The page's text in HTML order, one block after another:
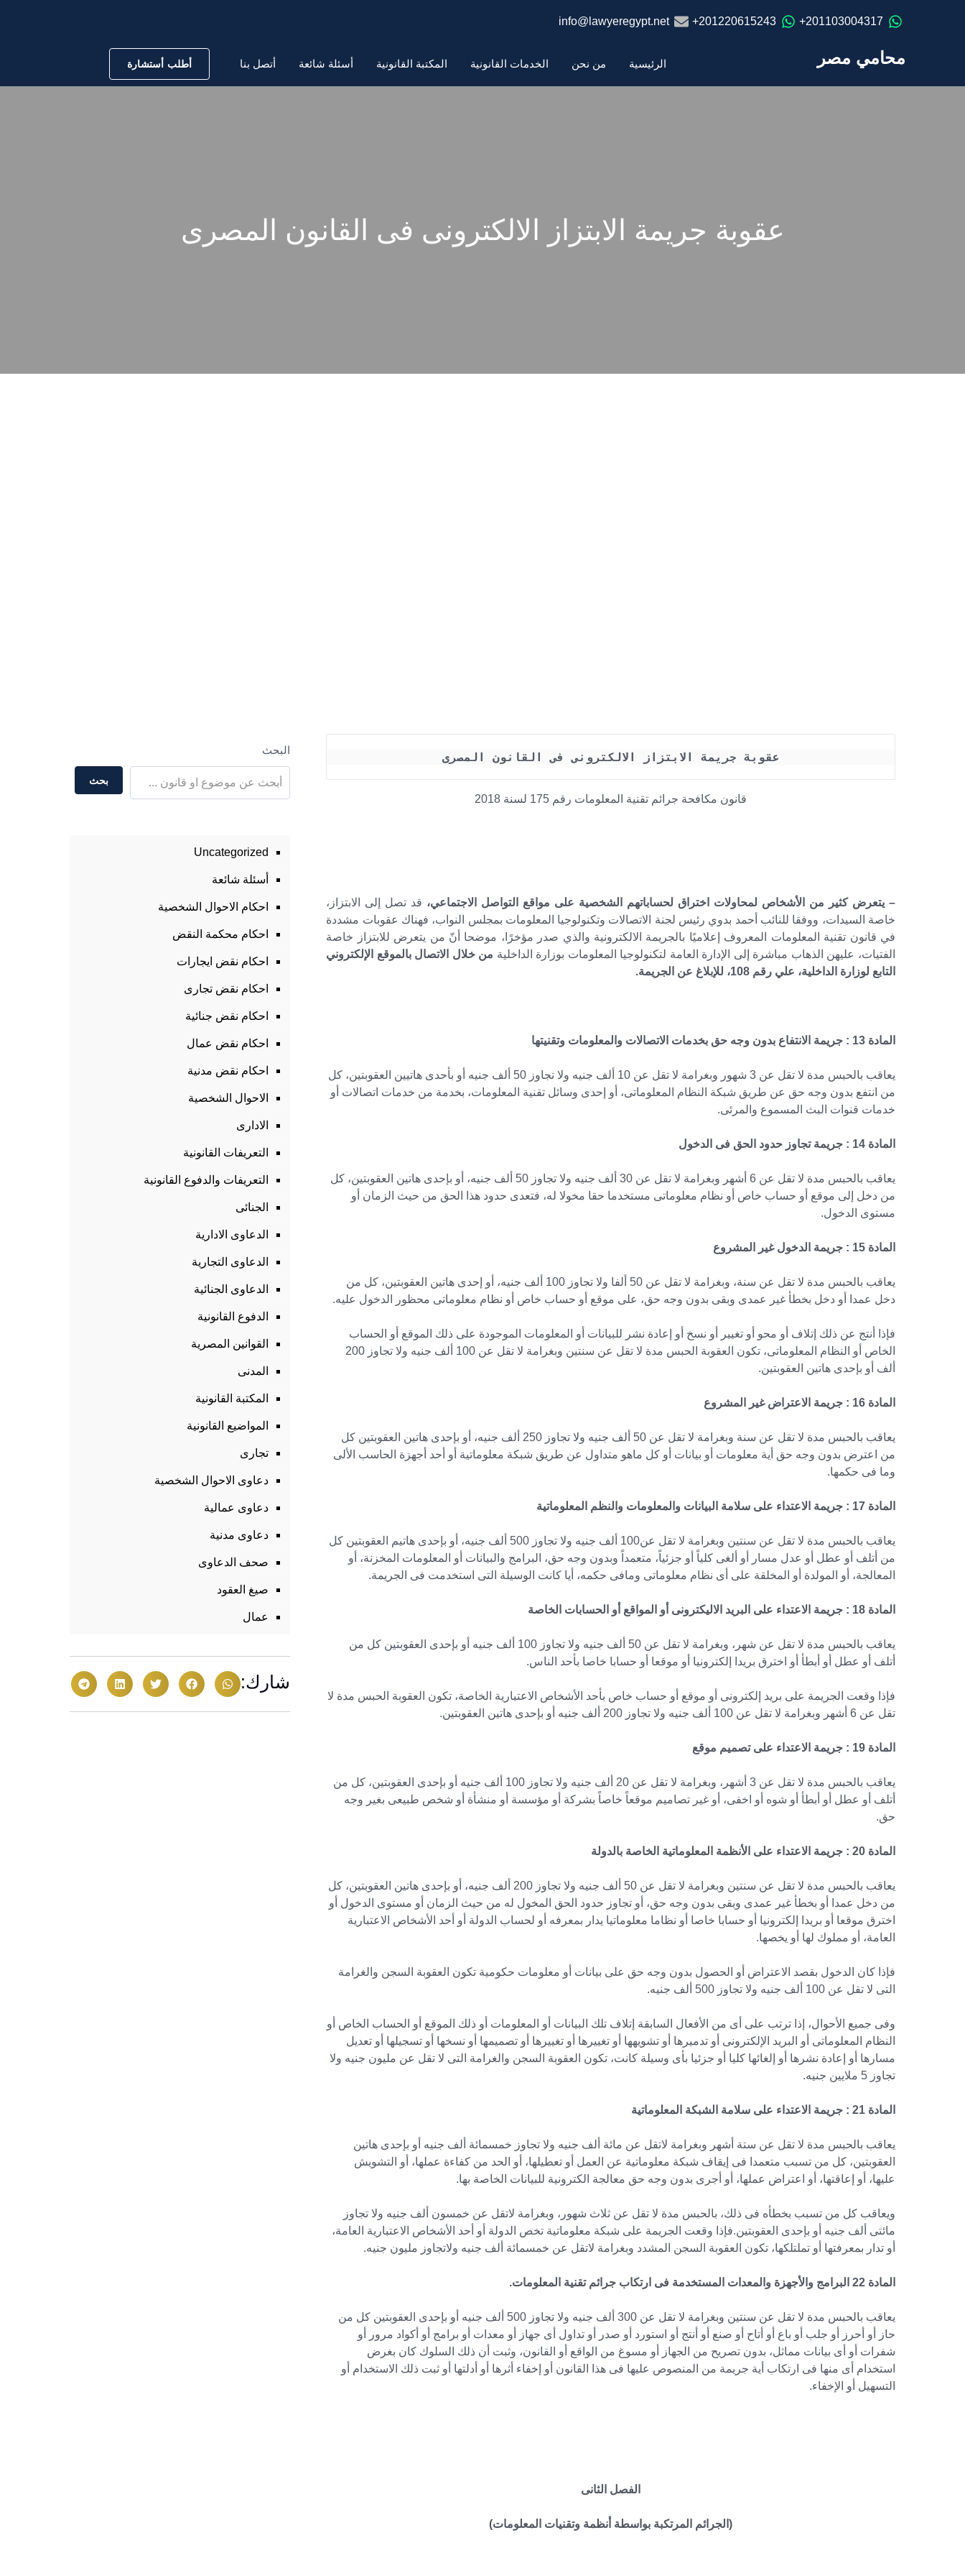
201103004317+
201220615243+
info@lawyeregypt.net
محامي مصر الرئيسية من نحن الخدمات القانونية المكتبة القانونية أسئلة شائعة أتصل بنا أطلب أستشارة
عقوبة جريمة الابتزاز الالكترونى فى القانون المصرى
عقوبة جريمة الابتزاز الالكترونى فى القانون المصرى
قانون مكافحة جرائم تقنية المعلومات رقم 175 لسنة 2018
– يتعرض كثير من الأشخاص لمحاولات اختراق لحساباتهم الشخصية على مواقع التواصل الاجتماعي، قد تصل إلى الابتزاز،
خاصة السيدات، ووفقا للنائب أحمد بدوي رئيس لجنة الاتصالات وتكنولوجيا المعلومات بمجلس النواب، فهناك عقوبات مشددة
في قانون تقنية المعلومات المعروف إعلاميًا بالجريمة الالكترونية والذي صدر مؤخرًا، موضحا أنّ من يتعرض للابتزاز خاصة
الفتيات، عليهن الذهاب مباشرة إلى الإدارة العامة لتكنولوجيا المعلومات بوزارة الداخلية من خلال الاتصال بالموقع الإلكتروني
التابع لوزارة الداخلية، علي رقم 108، للإبلاغ عن الجريمة.
المادة 13 : جريمة الانتفاع بدون وجه حق بخدمات الاتصالات والمعلومات وتقنيتها
يعاقب بالحبس مدة لا تقل عن 3 شهور وبغرامة لا تقل عن 10 ألف جنيه ولا تجاوز 50 ألف جنيه أو بأحدى هاتيين العقوبتين، كل
من انتفع بدون وجه حق عن طريق شبكة النظام المعلوماتى، أو إحدى وسائل تقنية المعلومات، بخدمة من خدمات اتصالات أو
خدمات قنوات البث المسموع والمرئى.
المادة 14 : جريمة تجاوز حدود الحق فى الدخول
يعاقب بالحبس مدة لا تقل عن 6 أشهر وبغرامة لا تقل عن 30 ألف جنيه ولا تجاوز 50 ألف جنيه، أو بإحدى هاتين العقوبتين، كل
من دخل إلى موقع أو حساب خاص أو نظام معلوماتى مستخدما حقا مخولا له، فتعدى حدود هذا الحق من حيث الزمان أو
مستوى الدخول.
المادة 15 : جريمة الدخول غير المشروع
يعاقب بالحبس مدة لا تقل عن سنة، وبغرامة لا تقل عن 50 ألفا ولا تجاوز 100 ألف جنيه، أو إحدى هاتين العقوبتين، كل من
دخل عمدا أو دخل بخطأ غير عمدى وبقى بدون وجه حق، على موقع أو حساب خاص أو نظام معلوماتى محظور الدخول عليه.
فإذا أنتج عن ذلك إتلاف أو محو أو تغيير أو نسخ أو إعادة نشر للبيانات أو المعلومات الموجودة على ذلك الموقع أو الحساب
الخاص أو النظام المعلوماتى، تكون العقوبة الحبس مدة لا تقل عن سنتين وبغرامة لا تقل عن 100 ألف جنيه ولا تجاوز 200
ألف أو بإحدى هاتين العقوبتين.
المادة 16 : جريمة الاعتراض غير المشروع
يعاقب بالحبس مدة لا تقل عن سنة وبغرامة لا تقل عن 50 ألف جنيه ولا تجاوز 250 ألف جنيه، أو بإحدى هاتين العقوبتين كل
من اعترض بدون وجه حق أية معلومات أو بيانات أو كل ماهو متداول عن طريق شبكة معلوماتية أو أحد أجهزة الحاسب الألى
وما فى حكمها.
المادة 17 : جريمة الاعتداء على سلامة البيانات والمعلومات والنظم المعلوماتية
يعاقب بالحبس مدة لا تقل عن سنتين وبغرامة لا تقل عن100 ألف جنيه ولا تجاوز 500 ألف جنيه، أو بإحدى هاتيم العقوبتين كل
من أتلف أو عطل أو عدل مسار أو ألغى كلياً أو جزئياً، متعمداً وبدون وجه حق، البرامج والبيانات أو المعلومات المخزنة، أو
المعالجة، أو المولدة أو المخلقة على أى نظام معلوماتى ومافى حكمه، أيا كانت الوسيلة التى استخدمت فى الجريمة.
المادة 18 : جريمة الاعتداء على البريد الاليكترونى أو المواقع أو الحسابات الخاصة
يعاقب بالحبس مدة لا تقل عن شهر، وبغرامة لا تقل عن 50 ألف جنيه ولا تجاوز 100 ألف جنيه أو بإحدى العقوبتين كل من
أتلف أو عطل أو أبطأ أو اخترق بريدا إلكترونيا أو موقعا أو حسابا خاصا بأحد الناس.
فإذا وقعت الجريمة على بريد إلكترونى أو موقع أو حساب خاص بأحد الأشخاص الاعتبارية الخاصة، تكون العقوبة الحبس مدة لا
تقل عن 6 أشهر وبغرامة لا تقل عن 100 ألف جنيه ولا تجاوز 200 ألف جنيه أو بإحدى هاتين العقوبتين.
المادة 19 : جريمة الاعتداء على تصميم موقع
يعاقب بالحبس مدة لا تقل عن 3 أشهر، وبغرامة لا تقل عن 20 ألف جنيه ولا تجاوز 100 ألف جنيه أو بإحدى العقوبتين، كل من
أتلف أو عطل أو أبطأ أو شوه أو اخفى، أو غير تصاميم موقعاً خاصاً بشركة أو مؤسسة أو منشأة أو شخص طبيعى بغير وجه
حق.
المادة 20 : جريمة الاعتداء على الأنظمة المعلوماتية الخاصة بالدولة
يعاقب بالحبس مدة لا تقل عن سنتين وبغرامة لا تقل عن 50 ألف جنيه ولا تجاوز 200 ألف جنيه، أو بإحدى هاتين العقوبتين، كل
من دخل عمدا أو بخطأ غير عمدى وبقى بدون وجه حق، أو تجاوز حدود الحق المخول له من حيث الزمان أو مستوى الدخول أو
اخترق موقعا أو بريدا إلكترونيا أو حسابا خاصا أو نظاما معلوماتيا يدار بمعرفه أو لحساب الدولة أو أحد الأشخاص الاعتبارية
العامة، أو مملوك لها أو يخصها.
فإذا كان الدخول بقصد الاعتراض أو الحصول بدون وجه حق على بيانات أو معلومات حكومية تكون العقوبة السجن والغرامة
التى لا تقل عن 100 ألف جنيه ولا تجاوز 500 ألف جنيه.
وفى جميع الأحوال، إذا ترتب على أى من الأفعال السابقة إتلاف تلك البيانات أو المعلومات أو ذلك الموقع أو الحساب الخاص أو
النظام المعلوماتى أو البريد الإلكترونى أو تدميرها أو تشويهها أو تغييرها أو تغييرها أو تصميمها أو نسخها أو تسجيلها أو تعديل
مسارها أو إعادة نشرها أو إلغائها كليا أو جزئيا بأى وسيلة كانت، تكون العقوبة السجن والغرامة التى لا تقل عن مليون جنيه ولا
تجاوز 5 ملايين جنيه.
المادة 21 : جريمة الاعتداء على سلامة الشبكة المعلوماتية
يعاقب بالحبس مدة لا تقل عن ستة أشهر وبغرامة لاتقل عن مائة ألف جنيه ولا تجاوز خمسمائة ألف جنيه أو بإحدى هاتين
العقوبتين، كل من تسبب متعمدا فى إيقاف شبكة معلوماتية عن العمل أو تعطيلها، أو الحد من كفاءة عملها، أو التشويش
عليها، أو إعاقتها، أو اعتراض عملها، أو أجرى بدون وجه حق معالجة الكترونية للبيانات الخاصة بها.
ويعاقب كل من تسبب بخطأه فى ذلك، بالحبس مدة لا تقل عن ثلاث شهور، وبغرامة لاتقل عن خمسون ألف جنيه ولا تجاوز
مائتى ألف جنيه أو بإحدى العقوبتين.فإذا وقعت الجريمة على شبكة معلوماتية تخص الدولة أو أحد الأشخاص الاعتبارية العامة،
أو تدار بمعرفتها أو تملتلكها، تكون العقوبة السجن المشدد وبغرامة لاتقل عن خمسمائة ألف جنيه ولاتجاوز مليون جنيه.
المادة 22 البرامج والأجهزة والمعدات المستخدمة فى ارتكاب جرائم تقنية المعلومات.
يعاقب بالحبس مدة لا تقل عن سنتين وبغرامة لا تقل عن 300 ألف جنيه ولا تجاوز 500 ألف جنيه أو بإحدى العقوبتين كل من
حاز أو أحرز أو جلب أو باع أو أتاح أو صنع أو أنتج أو استورد أو صدر أو تداول أى جهاز أو معدات أو برامج أو أكواد مرور أو
شفرات أو أى بيانات مماثل، بدون تصريح من الجهاز أو مسوغ من الواقع أو القانون، وثبت أن ذلك السلوك كان بغرض
استخدام أى منها فى ارتكاب أية جريمة من المنصوص عليها فى هذا القانون أو إخفاء أثرها أو أدلتها أو ثبت ذلك الاستخدام أو
التسهيل أو الإخفاء.
الفصل الثانى
(الجرائم المرتكبة بواسطة أنظمة وتقنيات المعلومات)
البحث
بحث
Uncategorized
أسئلة شائعة
احكام الاحوال الشخصية
احكام محكمة النقض
احكام نقض ايجارات
احكام نقض تجارى
احكام نقض جنائية
احكام نقض عمال
احكام نقض مدنية
الاحوال الشخصية
الادارى
التعريفات القانونية
التعريفات والدفوع القانونية
الجنائى
الدعاوى الادارية
الدعاوى التجارية
الدعاوى الجنائية
الدفوع القانونية
القوانين المصرية
المدنى
المكتبة القانونية
المواضيع القانونية
تجارى
دعاوى الاحوال الشخصية
دعاوى عمالية
دعاوى مدنية
صحف الدعاوى
صيغ العقود
عمال
شارك: